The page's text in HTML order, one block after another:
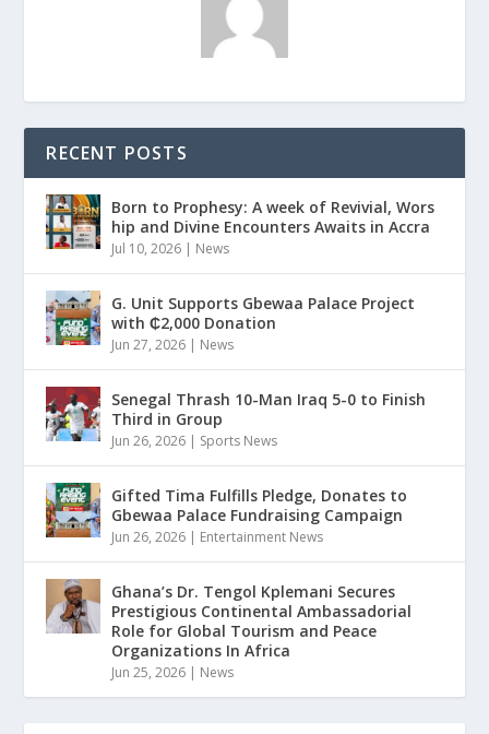
RECENT POSTS
Born to Prophesy: A week of Revivial, Wors
hip and Divine Encounters Awaits in Accra
Jul 10, 2026 | News
G. Unit Supports Gbewaa Palace Project
with ₵2,000 Donation
Jun 27, 2026 | News
Senegal Thrash 10-Man Iraq 5-0 to Finish
Third in Group
Jun 26, 2026 | Sports News
Gifted Tima Fulfills Pledge, Donates to
Gbewaa Palace Fundraising Campaign
Jun 26, 2026 | Entertainment News
Ghana’s Dr. Tengol Kplemani Secures
Prestigious Continental Ambassadorial
Role for Global Tourism and Peace
Organizations In Africa
Jun 25, 2026 | News